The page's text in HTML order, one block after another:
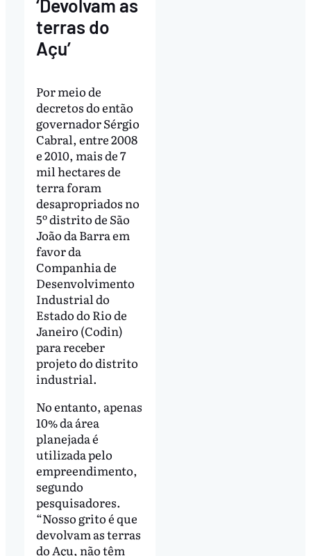
‘Devolvam as
terras do
Açu’
Por meio de
decretos do então
governador Sérgio
Cabral, entre 2008
e 2010, mais de 7
mil hectares de
terra foram
desapropriados no
5º distrito de São
João da Barra em
favor da
Companhia de
Desenvolvimento
Industrial do
Estado do Rio de
Janeiro (Codin)
para receber
projeto do distrito
industrial.
No entanto, apenas
10% da área
planejada é
utilizada pelo
empreendimento,
segundo
pesquisadores.
“Nosso grito é que
devolvam as terras
do Açu, não têm